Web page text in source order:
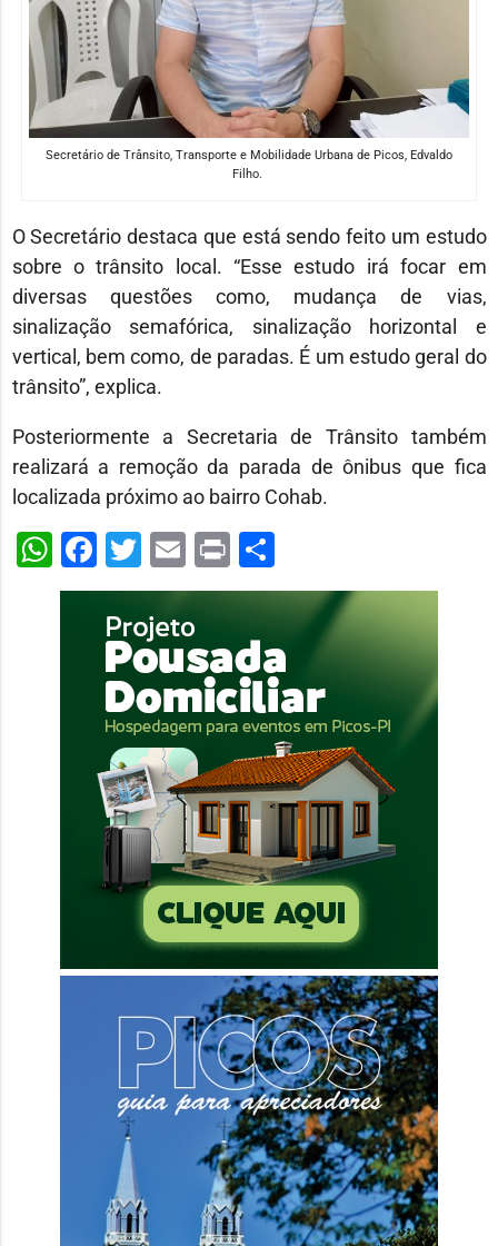
Secretário de Trânsito, Transporte e Mobilidade Urbana de Picos, Edvaldo
Filho.
O Secretário destaca que está sendo feito um estudo
sobre o trânsito local. “Esse estudo irá focar em
diversas questões como, mudança de vias,
sinalização semafórica, sinalização horizontal e
vertical, bem como, de paradas. É um estudo geral do
trânsito”, explica.
Posteriormente a Secretaria de Trânsito também
realizará a remoção da parada de ônibus que fica
localizada próximo ao bairro Cohab.
WhatsApp
Facebook
Twitter
Email
PrintShare